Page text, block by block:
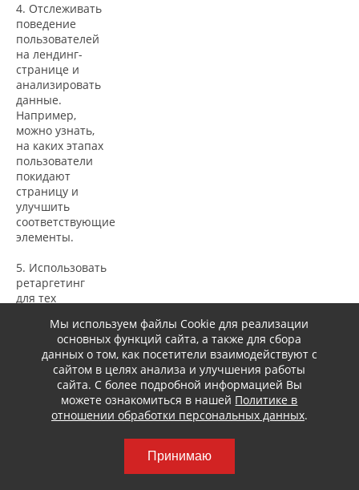
Мы используем файлы Cookie для реализации
основных функций сайта, а также для сбора
данных о том, как посетители взаимодействуют с
сайтом в целях анализа и улучшения работы
сайта. С более подробной информацией Вы
можете ознакомиться в нашей Политике в
отношении обработки персональных данных.
Принимаю
4. Отслеживать
поведение
пользователей
на лендинг-
странице и
анализировать
данные.
Например,
можно узнать,
на каких этапах
пользователи
покидают
страницу и
улучшить
соответствующие
элементы.
5. Использовать
ретаргетинг
для тех
которые
покинули
лендинг-
страницу без
покупки.
Рекламные
объявления